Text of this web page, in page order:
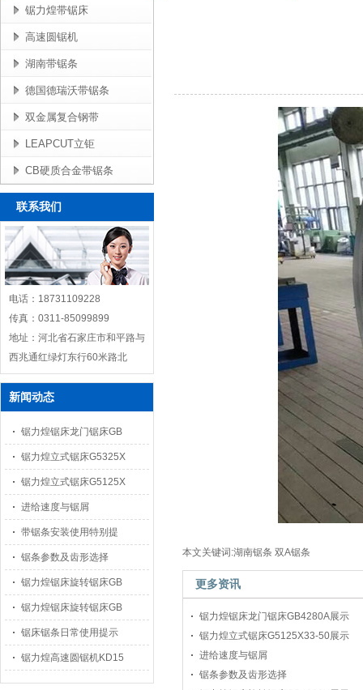
锯力煌带锯床
高速圆锯机
湖南带锯条
德国德瑞沃带锯条
双金属复合钢带
LEAPCUT立钜
CB硬质合金带锯条
联系我们
电话：18731109228
传真：0311-85099899
地址：河北省石家庄市和平路与
西兆通红绿灯东行60米路北
新闻动态
锯力煌锯床龙门锯床GB
锯力煌立式锯床G5325X
锯力煌立式锯床G5125X
进给速度与锯屑
带锯条安装使用特别提
锯条参数及齿形选择
锯力煌锯床旋转锯床GB
锯力煌锯床旋转锯床GB
锯床锯条日常使用提示
锯力煌高速圆锯机KD15
本文关键词:湖南锯条 双A锯条
更多资讯
锯力煌锯床龙门锯床GB4280A展示
锯力煌立式锯床G5125X33-50展示
进给速度与锯屑
锯条参数及齿形选择